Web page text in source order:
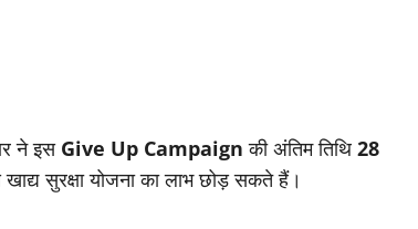
ने इस Give Up Campaign की अंतिम तिथि 28
सुरक्षा योजना का लाभ छोड़ सकते हैं।